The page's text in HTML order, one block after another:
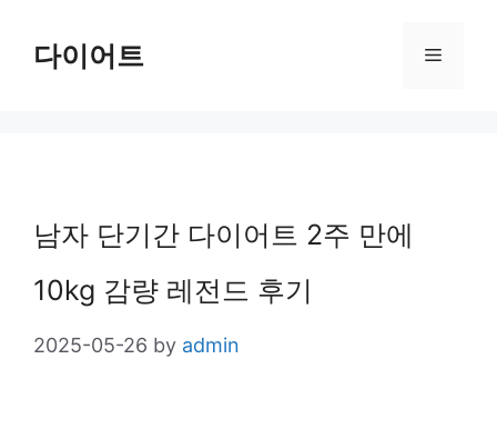
다이어트 Menu
남자 단기간 다이어트 2주 만에
10kg 감량 레전드 후기
2025-05-26 by admin